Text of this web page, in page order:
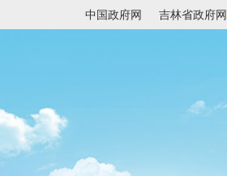
中国政府网 吉林省政府网